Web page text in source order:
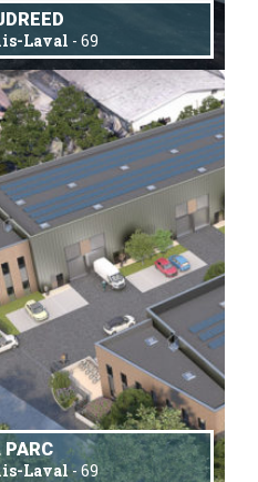
Laval - 69
PARC
Laval- 69